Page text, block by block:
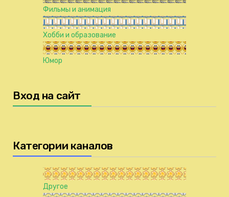
Фильмы и анимация
Хобби и образование
Юмор
Вход на сайт
Категории каналов
Другое